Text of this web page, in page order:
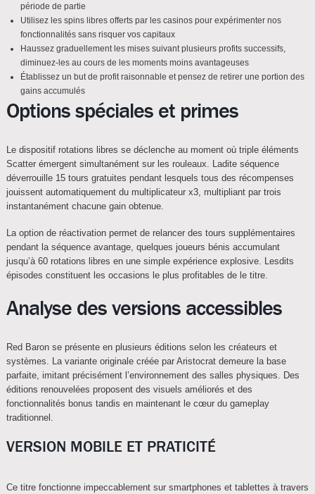
période de partie
Utilisez les spins libres offerts par les casinos pour expérimenter nos
fonctionnalités sans risquer vos capitaux
Haussez graduellement les mises suivant plusieurs profits successifs,
diminuez-les au cours de les moments moins avantageuses
Établissez un but de profit raisonnable et pensez de retirer une portion des
gains accumulés
Options spéciales et primes
Le dispositif rotations libres se déclenche au moment où triple éléments
Scatter émergent simultanément sur les rouleaux. Ladite séquence
déverrouille 15 tours gratuites pendant lesquels tous des récompenses
jouissent automatiquement du multiplicateur x3, multipliant par trois
instantanément chacune gain obtenue.
La option de réactivation permet de relancer des tours supplémentaires
pendant la séquence avantage, quelques joueurs bénis accumulant
jusqu’à 60 rotations libres en une simple expérience explosive. Lesdits
épisodes constituent les occasions le plus profitables de le titre.
Analyse des versions accessibles
Red Baron se présente en plusieurs éditions selon les créateurs et
systèmes. La variante originale créée par Aristocrat demeure la base
parfaite, imitant précisément l’environnement des salles physiques. Des
éditions renouvelées proposent des visuels améliorés et des
fonctionnalités bonus tandis en maintenant le cœur du gameplay
traditionnel.
VERSION MOBILE ET PRATICITÉ
Ce titre fonctionne impeccablement sur smartphones et tablettes à travers